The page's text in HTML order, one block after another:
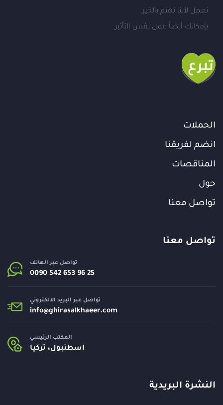
نعمل لأننا نهتم بالخير.
بإمكانك أيضاً عمل نفس التأثير.
الحملات
انضم لفريقنا
المناقصات
حول
تواصل معنا
تواصل معنا
تواصل عبر الهاتف
تواصل عبر البريد الالكتروني
info@ghirasalkhaeer.com
المكتب الرئيسي
اسطنبول، تركيا
النشرة البريدية